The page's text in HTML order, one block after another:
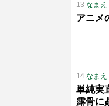
13 なまえ
アニメ
14 なまえ
単純実
露骨に